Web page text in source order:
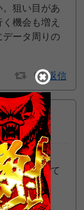
。狙い目があ
機会も増え
ータ周りの
返信
元々貼って
｀)